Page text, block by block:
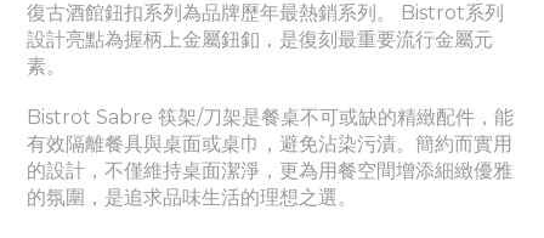
復古酒館鈕扣系列為品牌歷年最熱銷系列。
Bistrot系列
設計亮點為握柄上金屬鈕釦，是復刻最重要流行金屬元
素。
Bistrot Sabre 筷架/刀架是餐桌不可或缺的精緻配件，能
有效隔離餐具與桌面或桌巾，避免沾染污漬。簡約而實用
的設計，不僅維持桌面潔淨，更為用餐空間增添細緻優雅
的氛圍，是追求品味生活的理想之選。